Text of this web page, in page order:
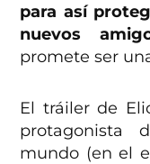
para así
nuevos
promete ser
El tráiler de
protagonista
mundo (en el